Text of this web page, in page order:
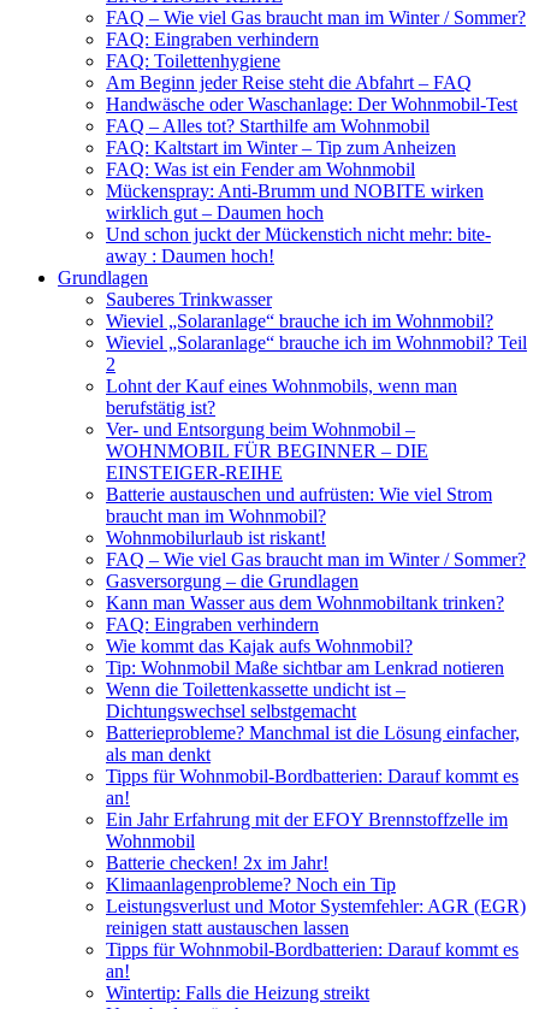
FAQ – Wie viel Gas braucht man im Winter / Sommer?
FAQ: Eingraben verhindern
FAQ: Toilettenhygiene
Am Beginn jeder Reise steht die Abfahrt – FAQ
Handwäsche oder Waschanlage: Der Wohnmobil-Test
FAQ – Alles tot? Starthilfe am Wohnmobil
FAQ: Kaltstart im Winter – Tip zum Anheizen
FAQ: Was ist ein Fender am Wohnmobil
Mückenspray: Anti-Brumm und NOBITE wirken
wirklich gut – Daumen hoch
Und schon juckt der Mückenstich nicht mehr: bite-
away : Daumen hoch!
Grundlagen
Sauberes Trinkwasser
Wieviel „Solaranlage“ brauche ich im Wohnmobil?
Wieviel „Solaranlage“ brauche ich im Wohnmobil? Teil
2
Lohnt der Kauf eines Wohnmobils, wenn man
berufstätig ist?
Ver- und Entsorgung beim Wohnmobil –
WOHNMOBIL FÜR BEGINNER – DIE
EINSTEIGER-REIHE
Batterie austauschen und aufrüsten: Wie viel Strom
braucht man im Wohnmobil?
Wohnmobilurlaub ist riskant!
FAQ – Wie viel Gas braucht man im Winter / Sommer?
Gasversorgung – die Grundlagen
Kann man Wasser aus dem Wohnmobiltank trinken?
FAQ: Eingraben verhindern
Wie kommt das Kajak aufs Wohnmobil?
Tip: Wohnmobil Maße sichtbar am Lenkrad notieren
Wenn die Toilettenkassette undicht ist –
Dichtungswechsel selbstgemacht
Batterieprobleme? Manchmal ist die Lösung einfacher,
als man denkt
Tipps für Wohnmobil-Bordbatterien: Darauf kommt es
an!
Ein Jahr Erfahrung mit der EFOY Brennstoffzelle im
Wohnmobil
Batterie checken! 2x im Jahr!
Klimaanlagenprobleme? Noch ein Tip
Leistungsverlust und Motor Systemfehler: AGR (EGR)
reinigen statt austauschen lassen
Tipps für Wohnmobil-Bordbatterien: Darauf kommt es
an!
Wintertip: Falls die Heizung streikt